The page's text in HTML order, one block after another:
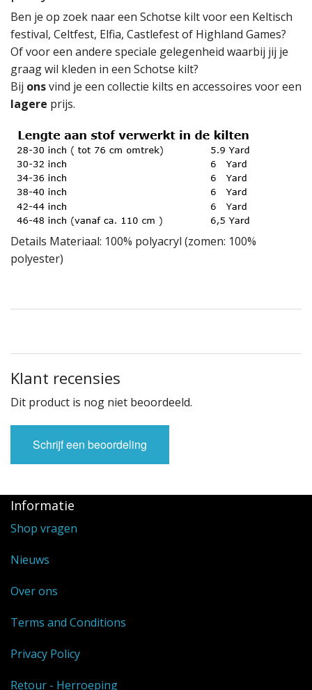
Ben je op zoek naar een Schotse kilt voor een Keltisch
festival, Celtfest, Elfia, Castlefest of Highland Games?
Of voor een andere speciale gelegenheid waarbij jij je
graag wil kleden in een Schotse kilt?
Bij onsvind je een collectie kilts en accessoires voor een
lagere prijs.
Details Materiaal: 100% polyacryl (zomen: 100%
polyester)
Klant recensies
Dit product is nog niet beoordeeld.
Schrijf een beoordeling
Informatie
Shop vragen
Nieuws
Over ons
Terms and Conditions
Privacy Policy
Retour - Herroeping